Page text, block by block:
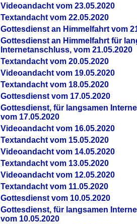
Videoandacht vom 23.05.2020
Textandacht vom 22.05.2020
Gottesdienst an Himmelfahrt vom
Gottesdienst an Himmelfahrt für
Internetanschluss, vom 21.05.2020
Textandacht vom 20.05.2020
Videoandacht vom 19.05.2020
Textandacht vom 18.05.2020
Gottesdienst vom 17.05.2020
Gottesdienst, für langsamen
vom 17.05.2020
Videoandacht vom 16.05.2020
Textandacht vom 15.05.2020
Videoandacht vom 14.05.2020
Textandacht vom 13.05.2020
Videoandacht vom 12.05.2020
Textandacht vom 11.05.2020
Gottesdienst vom 10.05.2020
Gottesdienst, für langsamen
vom 10.05.2020